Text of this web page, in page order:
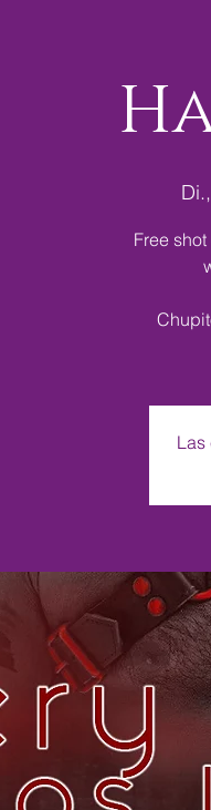
Free
Las